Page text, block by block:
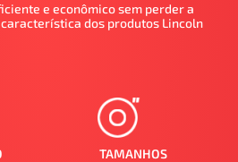
e econômico sem perder a
dos produtos Lincoln
TAMANHOS